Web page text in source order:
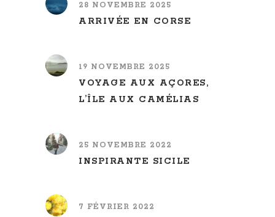
28 NOVEMBRE 2025
ARRIVÉE EN CORSE
19 NOVEMBRE 2025
VOYAGE AUX AÇORES,
L’ÎLE AUX CAMÉLIAS
25 NOVEMBRE 2022
INSPIRANTE SICILE
7 FÉVRIER 2022